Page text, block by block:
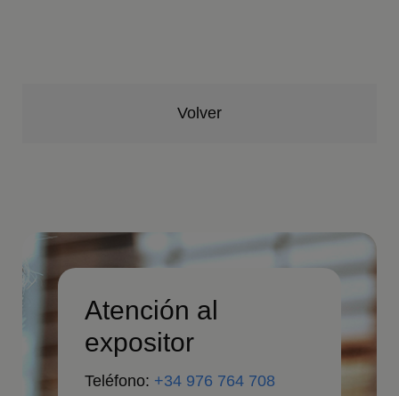
Volver
Atención al
expositor
Teléfono: +34 976 764 708